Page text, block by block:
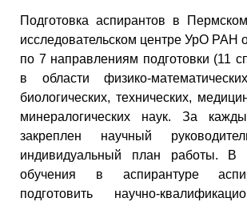
Подготовка аспирантов в
исследовательском центре УрО РАН
по 7 направлениям подготовки (11
в области физико-
биологических, технических,
минералогических наук. За
закреплен научный
индивидуальный план работы. В
обучения в аспирантуре
подготовить научно-